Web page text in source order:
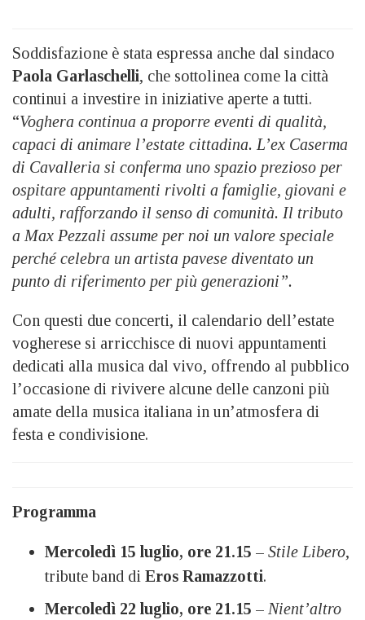
Soddisfazione è stata espressa anche dal sindaco
Paola Garlaschelli, che sottolinea come la città
continui a investire in iniziative aperte a tutti.
“Voghera continua a proporre eventi di qualità,
capaci di animare l’estate cittadina. L’ex Caserma
di Cavalleria si conferma uno spazio prezioso per
ospitare appuntamenti rivolti a famiglie, giovani e
adulti, rafforzando il senso di comunità. Il tributo
a Max Pezzali assume per noi un valore speciale
perché celebra un artista pavese diventato un
punto di riferimento per più generazioni”.
Con questi due concerti, il calendario dell’estate
vogherese si arricchisce di nuovi appuntamenti
dedicati alla musica dal vivo, offrendo al pubblico
l’occasione di rivivere alcune delle canzoni più
amate della musica italiana in un’atmosfera di
festa e condivisione.
Programma
Mercoledì 15 luglio, ore 21.15 – Stile Libero,
tribute band di Eros Ramazzotti.
Mercoledì 22 luglio, ore 21.15 – Nient’altro